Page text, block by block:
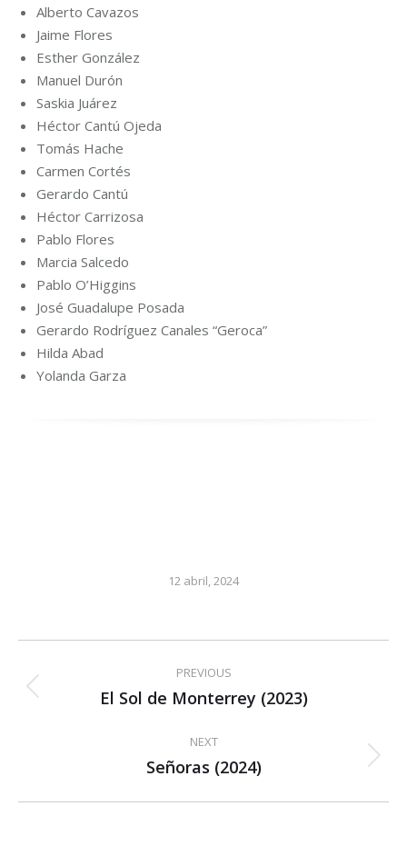
Alberto Cavazos
Jaime Flores
Esther González
Manuel Durón
Saskia Juárez
Héctor Cantú Ojeda
Tomás Hache
Carmen Cortés
Gerardo Cantú
Héctor Carrizosa
Pablo Flores
Marcia Salcedo
Pablo O’Higgins
José Guadalupe Posada
Gerardo Rodríguez Canales “Geroca”
Hilda Abad
Yolanda Garza
12 abril, 2024
navigation
PREVIOUS
Previous
El Sol de Monterrey (2023)
NEXT
Next
Señoras (2024)